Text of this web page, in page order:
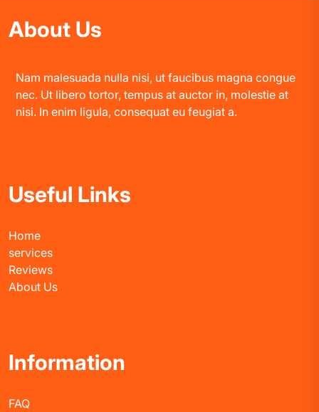
About Us
Nam malesuada nulla nisi, ut faucibus magna congue
nec. Ut libero tortor, tempus at auctor in, molestie at
nisi. In enim ligula, consequat eu feugiat a.
Useful Links
Home
services
Reviews
About Us
Information
FAQ